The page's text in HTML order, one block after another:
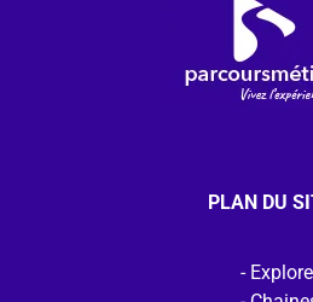
PLAN DU